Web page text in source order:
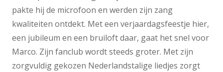
pakte hij de microfoon en werden zijn zang
kwaliteiten ontdekt. Met een verjaardagsfeestje hier,
een jubileum en een bruiloft daar, gaat het snel voor
Marco. Zijn fanclub wordt steeds groter. Met zijn
zorgvuldig gekozen Nederlandstalige liedjes zorgt